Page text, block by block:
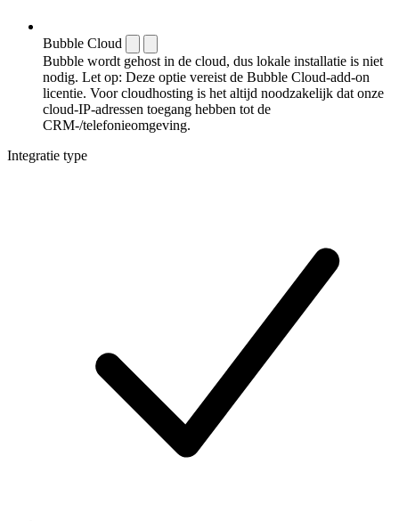
Bubble Cloud
Bubble wordt gehost in de cloud, dus lokale installatie is niet
nodig. Let op: Deze optie vereist de Bubble Cloud-add-on
licentie. Voor cloudhosting is het altijd noodzakelijk dat onze
cloud-IP-adressen toegang hebben tot de
CRM-/telefonieomgeving.
Integratie type